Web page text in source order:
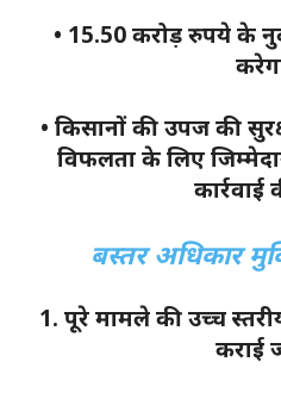
• 15.50 करोड़ रुपये के
• किसानों की उपज की
विफलता के लिए
कार्रवाई
बस्तर अधिकार
1. पूरे मामले की उच्च
कराई